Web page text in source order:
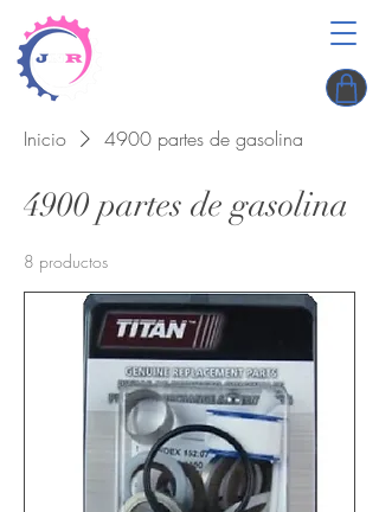
Inicio 4900 partes de gasolina
4900 partes de gasolina
8 productos